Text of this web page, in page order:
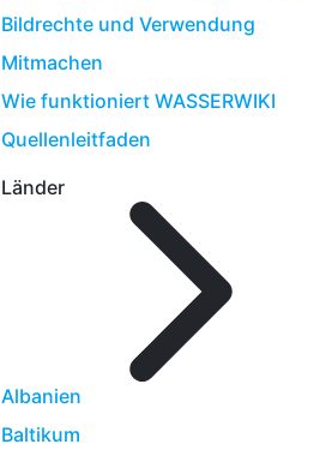
Bildrechte und Verwendung
Mitmachen
Wie funktioniert WASSERWIKI
Quellenleitfaden
Länder
Albanien
Baltikum